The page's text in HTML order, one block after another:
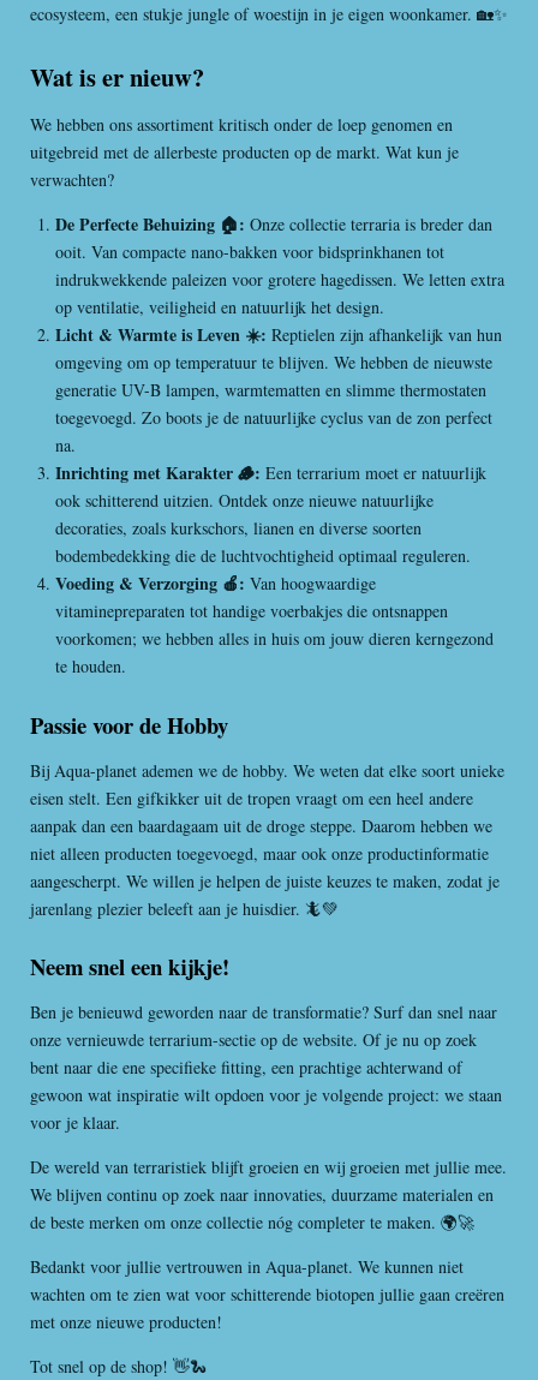
ecosysteem, een stukje jungle of woestijn in je eigen woonkamer. 🏡✨
Wat is er nieuw?
We hebben ons assortiment kritisch onder de loep genomen en
uitgebreid met de allerbeste producten op de markt. Wat kun je
verwachten?
De Perfecte Behuizing 🏠: Onze collectie terraria is breder dan
ooit. Van compacte nano-bakken voor bidsprinkhanen tot
indrukwekkende paleizen voor grotere hagedissen. We letten extra
op ventilatie, veiligheid en natuurlijk het design.
Licht & Warmte is Leven ☀️: Reptielen zijn afhankelijk van hun
omgeving om op temperatuur te blijven. We hebben de nieuwste
generatie UV-B lampen, warmtematten en slimme thermostaten
toegevoegd. Zo boots je de natuurlijke cyclus van de zon perfect
na.
Inrichting met Karakter 🪵: Een terrarium moet er natuurlijk
ook schitterend uitzien. Ontdek onze nieuwe natuurlijke
decoraties, zoals kurkschors, lianen en diverse soorten
bodembedekking die de luchtvochtigheid optimaal reguleren.
Voeding & Verzorging 🍎: Van hoogwaardige
vitaminepreparaten tot handige voerbakjes die ontsnappen
voorkomen; we hebben alles in huis om jouw dieren kerngezond
te houden.
Passie voor de Hobby
Bij Aqua-planet ademen we de hobby. We weten dat elke soort unieke
eisen stelt. Een gifkikker uit de tropen vraagt om een heel andere
aanpak dan een baardagaam uit de droge steppe. Daarom hebben we
niet alleen producten toegevoegd, maar ook onze productinformatie
aangescherpt. We willen je helpen de juiste keuzes te maken, zodat je
jarenlang plezier beleeft aan je huisdier. 🦎💚
Neem snel een kijkje!
Ben je benieuwd geworden naar de transformatie? Surf dan snel naar
onze vernieuwde terrarium-sectie op de website. Of je nu op zoek
bent naar die ene specifieke fitting, een prachtige achterwand of
gewoon wat inspiratie wilt opdoen voor je volgende project: we staan
voor je klaar.
De wereld van terraristiek blijft groeien en wij groeien met jullie mee.
We blijven continu op zoek naar innovaties, duurzame materialen en
de beste merken om onze collectie nóg completer te maken. 🌍🚀
Bedankt voor jullie vertrouwen in Aqua-planet. We kunnen niet
wachten om te zien wat voor schitterende biotopen jullie gaan creëren
met onze nieuwe producten!
Tot snel op de shop! 👋🐍